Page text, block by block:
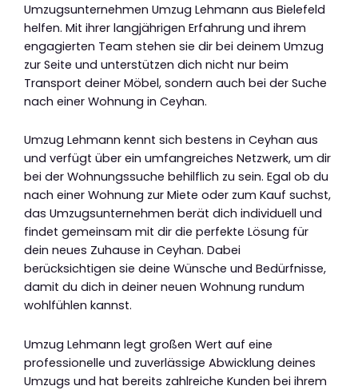
Umzugsunternehmen Umzug Lehmann aus Bielefeld
helfen. Mit ihrer langjährigen Erfahrung und ihrem
engagierten Team stehen sie dir bei deinem Umzug
zur Seite und unterstützen dich nicht nur beim
Transport deiner Möbel, sondern auch bei der Suche
nach einer Wohnung in Ceyhan.
Umzug Lehmann kennt sich bestens in Ceyhan aus
und verfügt über ein umfangreiches Netzwerk, um dir
bei der Wohnungssuche behilflich zu sein. Egal ob du
nach einer Wohnung zur Miete oder zum Kauf suchst,
das Umzugsunternehmen berät dich individuell und
findet gemeinsam mit dir die perfekte Lösung für
dein neues Zuhause in Ceyhan. Dabei
berücksichtigen sie deine Wünsche und Bedürfnisse,
damit du dich in deiner neuen Wohnung rundum
wohlfühlen kannst.
Umzug Lehmann legt großen Wert auf eine
professionelle und zuverlässige Abwicklung deines
Umzugs und hat bereits zahlreiche Kunden bei ihrem